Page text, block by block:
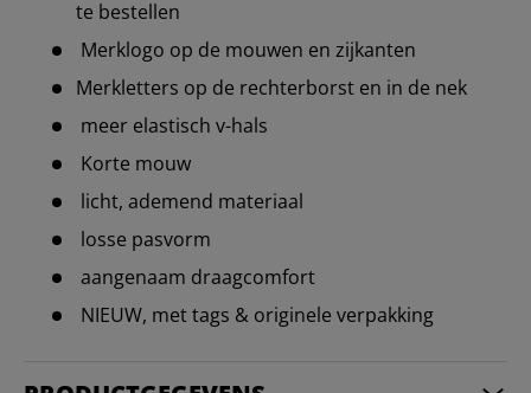
te bestellen
Merklogo op de mouwen en zijkanten
Merkletters op de rechterborst en in de nek
meer elastisch v-hals
Korte mouw
licht, ademend materiaal
losse pasvorm
aangenaam draagcomfort
NIEUW, met tags & originele verpakking